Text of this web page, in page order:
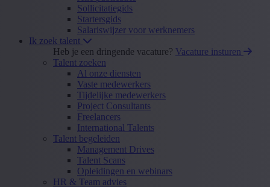
Sollicitatiegids
Startersgids
Salariswijzer voor werknemers
Ik zoek talent
Heb je een dringende vacature? Vacature insturen
Talent zoeken
Al onze diensten
Vaste medewerkers
Tijdelijke medewerkers
Project Consultants
Freelancers
International Talents
Talent begeleiden
Management Drives
Talent Scans
Opleidingen en webinars
HR & Team advies